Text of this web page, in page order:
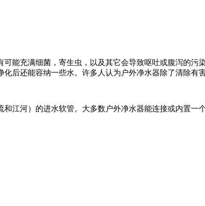
能充满细菌，寄生虫，以及其它会导致呕吐或腹泻的
后还能容纳一些水。许多人认为户外净水器除了清除有
江河）的进水软管。大多数户外净水器能连接或内置一